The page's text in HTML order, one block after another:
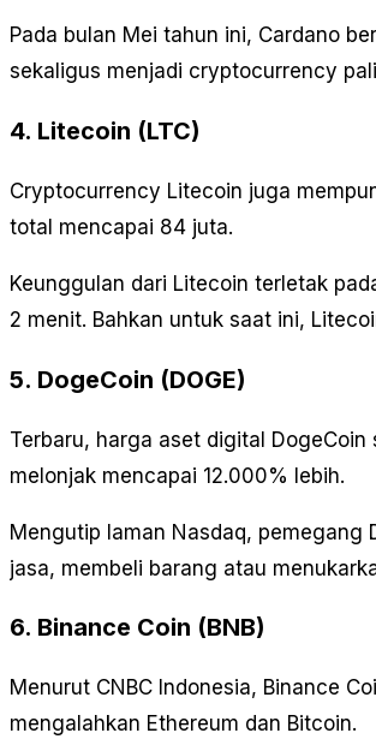
Pada bulan Mei tahun ini, Cardano
sekaligus menjadi cryptocurrency
4. Litecoin (LTC)
Cryptocurrency Litecoin juga
total mencapai 84 juta.
Keunggulan dari Litecoin terletak
2 menit. Bahkan untuk saat ini,
5. DogeCoin (DOGE)
Terbaru, harga aset digital
melonjak mencapai 12.000% lebih.
Mengutip laman Nasdaq, pemegang
jasa, membeli barang atau
6. Binance Coin (BNB)
Menurut CNBC Indonesia, Binance
mengalahkan Ethereum dan Bitcoin.